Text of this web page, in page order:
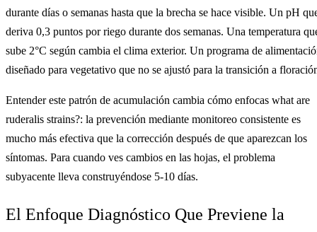
durante días o semanas hasta que la brecha se hace visible. Un pH
deriva 0,3 puntos por riego durante dos semanas. Una temperatura
sube 2°C según cambia el clima exterior. Un programa de
diseñado para vegetativo que no se ajustó para la transición a
Entender este patrón de acumulación cambia cómo enfocas what are
ruderalis strains?: la prevención mediante monitoreo consistente es
mucho más efectiva que la corrección después de que aparezcan los
síntomas. Para cuando ves cambios en las hojas, el problema
subyacente lleva construyéndose 5-10 días.
El Enfoque Diagnóstico Que Previene la